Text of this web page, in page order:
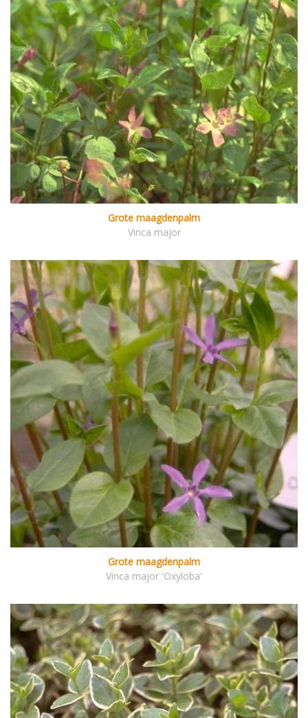
Grote maagdenpalm
Vinca major
Grote maagdenpalm
Vinca major 'Oxyloba'